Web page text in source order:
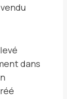
dans